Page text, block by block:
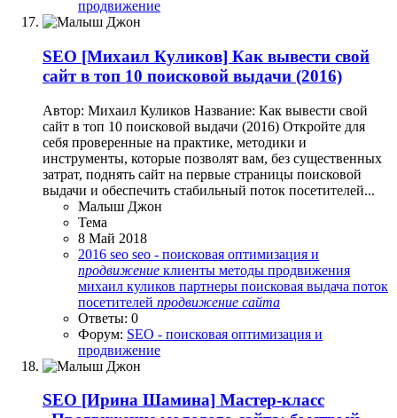
продвижение
SEO [Михаил Куликов] Как вывести свой
сайт в топ 10 поисковой выдачи (2016)
Автор: Михаил Куликов Название: Как вывести свой
сайт в топ 10 поисковой выдачи (2016) Откройте для
себя проверенные на практике, методики и
инструменты, которые позволят вам, без существенных
затрат, поднять сайт на первые страницы поисковой
выдачи и обеспечить стабильный поток посетителей...
Малыш Джон
Тема
8 Май 2018
2016 seo seo - поисковая оптимизация и
продвижение клиенты методы продвижения
михаил куликов партнеры поисковая выдача поток
посетителей продвижение сайта
Ответы: 0
Форум: SEO - поисковая оптимизация и
продвижение
SEO [Ирина Шамина] Мастер-класс